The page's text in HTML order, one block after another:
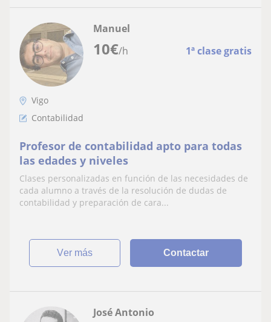
10€/h 1ª clase gratis
Manuel
Vigo
Contabilidad
Profesor de contabilidad apto para todas
las edades y niveles
Clases personalizadas en función de las necesidades de
cada alumno a través de la resolución de dudas de
contabilidad y preparación de cara...
ver más Contactar
José Antonio